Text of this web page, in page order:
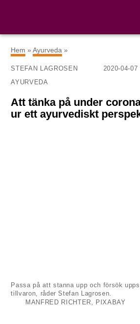
Hem »Ayurveda »
STEFAN LAGROSEN 2020-04-07
AYURVEDA
Att tänka på under
ur ett ayurvediskt
Passa på att stanna upp och försök
tillvaron, råder Stefan Lagrosen.
MANFRED RICHTER, PIXABAY